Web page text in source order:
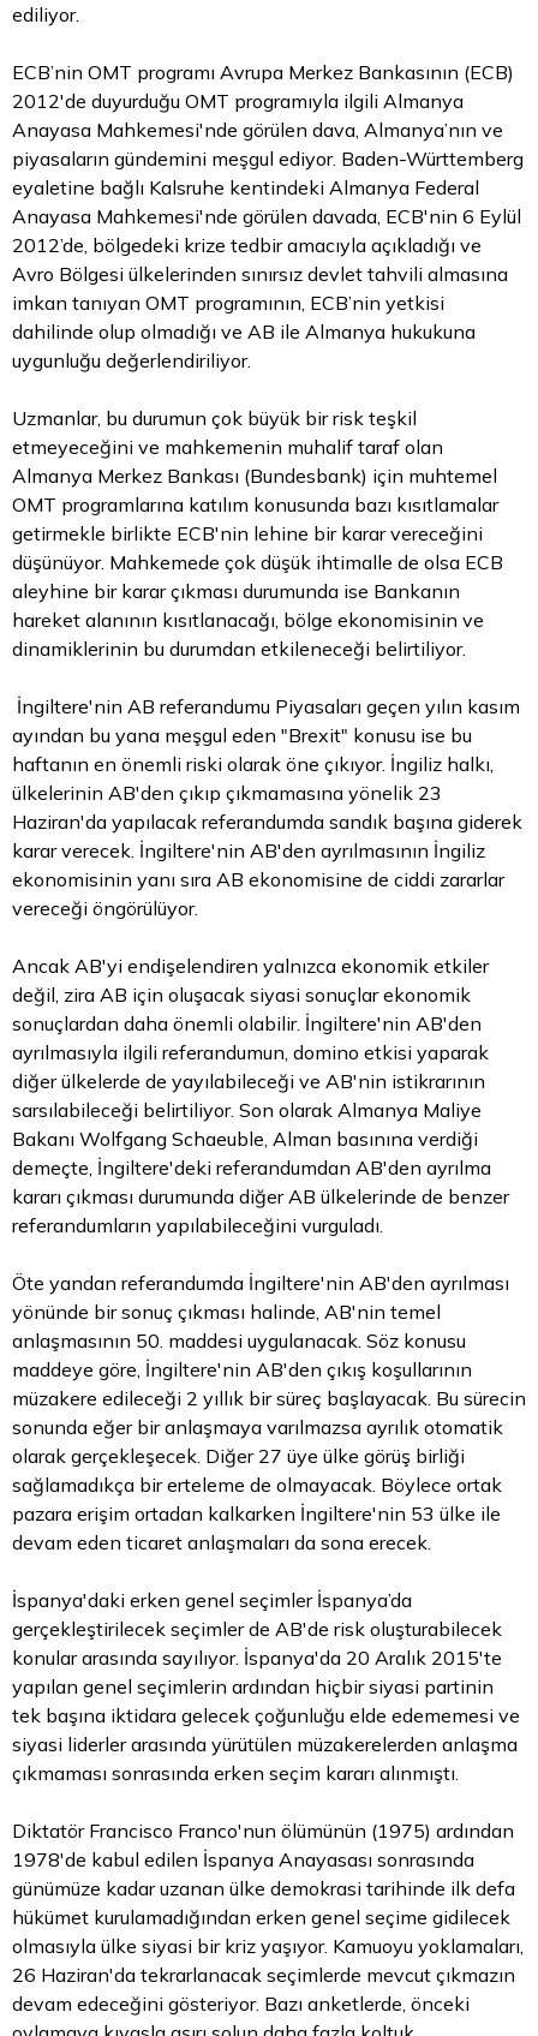
ediliyor.
ECB’nin OMT programı Avrupa Merkez Bankasının (ECB)
2012'de duyurduğu OMT programıyla ilgili Almanya
Anayasa Mahkemesi'nde görülen dava, Almanya’nın ve
piyasaların gündemini meşgul ediyor. Baden-Württemberg
eyaletine bağlı Kalsruhe kentindeki Almanya Federal
Anayasa Mahkemesi'nde görülen davada, ECB'nin 6 Eylül
2012’de, bölgedeki krize tedbir amacıyla açıkladığı ve
Avro Bölgesi ülkelerinden sınırsız devlet tahvili almasına
imkan tanıyan OMT programının, ECB’nin yetkisi
dahilinde olup olmadığı ve AB ile Almanya hukukuna
uygunluğu değerlendiriliyor.
Uzmanlar, bu durumun çok büyük bir risk teşkil
etmeyeceğini ve mahkemenin muhalif taraf olan
Almanya Merkez Bankası (Bundesbank) için muhtemel
OMT programlarına katılım konusunda bazı kısıtlamalar
getirmekle birlikte ECB'nin lehine bir karar vereceğini
düşünüyor. Mahkemede çok düşük ihtimalle de olsa ECB
aleyhine bir karar çıkması durumunda ise Bankanın
hareket alanının kısıtlanacağı, bölge ekonomisinin ve
dinamiklerinin bu durumdan etkileneceği belirtiliyor.
İngiltere'nin AB referandumu Piyasaları geçen yılın kasım
ayından bu yana meşgul eden "Brexit" konusu ise bu
haftanın en önemli riski olarak öne çıkıyor. İngiliz halkı,
ülkelerinin AB'den çıkıp çıkmamasına yönelik 23
Haziran'da yapılacak referandumda sandık başına giderek
karar verecek. İngiltere'nin AB'den ayrılmasının İngiliz
ekonomisinin yanı sıra AB ekonomisine de ciddi zararlar
vereceği öngörülüyor.
Ancak AB'yi endişelendiren yalnızca ekonomik etkiler
değil, zira AB için oluşacak siyasi sonuçlar ekonomik
sonuçlardan daha önemli olabilir. İngiltere'nin AB'den
ayrılmasıyla ilgili referandumun, domino etkisi yaparak
diğer ülkelerde de yayılabileceği ve AB'nin istikrarının
sarsılabileceği belirtiliyor. Son olarak Almanya Maliye
Bakanı Wolfgang Schaeuble, Alman basınına verdiği
demeçte, İngiltere'deki referandumdan AB'den ayrılma
kararı çıkması durumunda diğer AB ülkelerinde de benzer
referandumların yapılabileceğini vurguladı.
Öte yandan referandumda İngiltere'nin AB'den ayrılması
yönünde bir sonuç çıkması halinde, AB'nin temel
anlaşmasının 50. maddesi uygulanacak. Söz konusu
maddeye göre, İngiltere'nin AB'den çıkış koşullarının
müzakere edileceği 2 yıllık bir süreç başlayacak. Bu sürecin
sonunda eğer bir anlaşmaya varılmazsa ayrılık otomatik
olarak gerçekleşecek. Diğer 27 üye ülke görüş birliği
sağlamadıkça bir erteleme de olmayacak. Böylece ortak
pazara erişim ortadan kalkarken İngiltere'nin 53 ülke ile
devam eden ticaret anlaşmaları da sona erecek.
İspanya'daki erken genel seçimler İspanya’da
gerçekleştirilecek seçimler de AB'de risk oluşturabilecek
konular arasında sayılıyor. İspanya'da 20 Aralık 2015'te
yapılan genel seçimlerin ardından hiçbir siyasi partinin
tek başına iktidara gelecek çoğunluğu elde edememesi ve
siyasi liderler arasında yürütülen müzakerelerden anlaşma
çıkmaması sonrasında erken seçim kararı alınmıştı.
Diktatör Francisco Franco'nun ölümünün (1975) ardından
1978'de kabul edilen İspanya Anayasası sonrasında
günümüze kadar uzanan ülke demokrasi tarihinde ilk defa
hükümet kurulamadığından erken genel seçime gidilecek
olmasıyla ülke siyasi bir kriz yaşıyor. Kamuoyu yoklamaları,
26 Haziran'da tekrarlanacak seçimlerde mevcut çıkmazın
devam edeceğini gösteriyor. Bazı anketlerde, önceki